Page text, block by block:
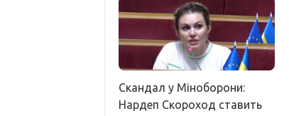
Скандал у Міноборони:
Нардеп Скороход ставить